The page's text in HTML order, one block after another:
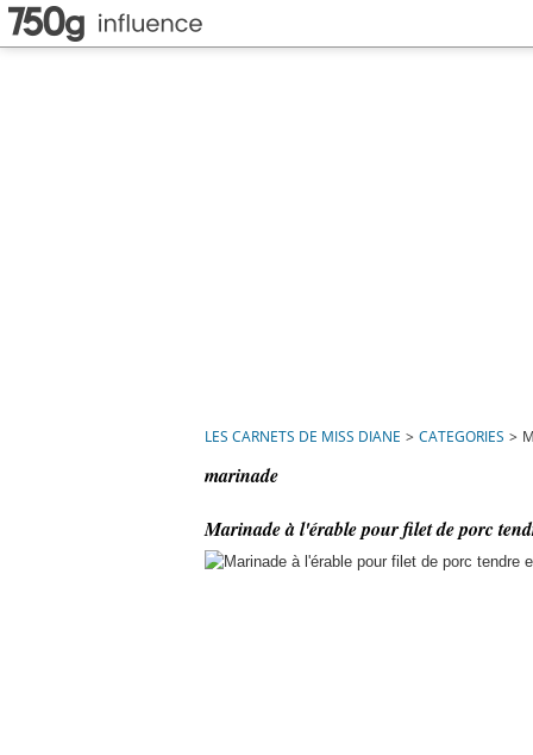
LES CARNETS DE MISS DIANE > CATEGORIES >
marinade
Marinade à l'érable pour filet de porc